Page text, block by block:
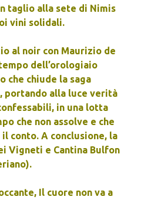
taglio alla sete di Nimis
vini solidali.
al noir con Maurizio de
dell’orologiaio
che chiude la saga
portando alla luce verità
in una lotta
che non assolve e che
conto. A conclusione, la
Vigneti e Cantina Bulfon
Il cuore non va a